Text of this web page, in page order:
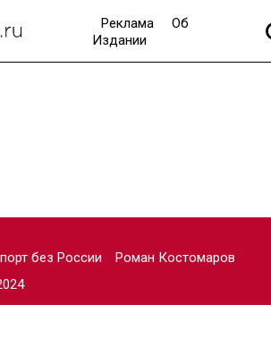
Реклама
Об
Издании
без России
Роман Костомаров